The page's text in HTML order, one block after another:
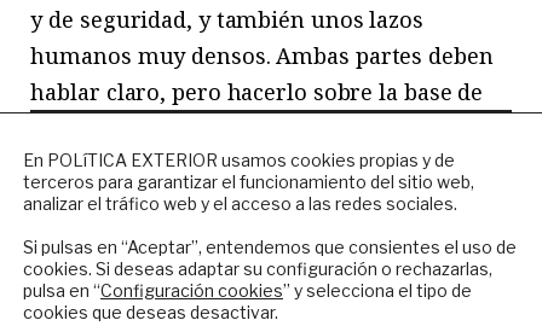
y de seguridad, y también unos lazos
humanos muy densos. Ambas partes deben
hablar claro, pero hacerlo sobre la base de
sentimientos son importantes, pero sin
dejarse arrastrar por ellos.Y hacerlo con
discreción. Sin entrar aquí en los deberes
que tiene que hacer Turquía, que son
muchos, en la UE hay que esforzarse en
En POLíTICA EXTERIOR usamos cookies propias y de
terceros para garantizar el funcionamiento del sitio web,
analizar el tráfico web y el acceso a las redes sociales.
Si pulsas en “Aceptar”, entendemos que consientes el uso de
cookies. Si deseas adaptar su configuración o rechazarlas,
pulsa en “Configuración cookies” y selecciona el tipo de
cookies que deseas desactivar.
NEWSLETTER
Suscríbase a nuestro boletín electrónico y
reciba en su correo el mejor análisis
internacional en español.